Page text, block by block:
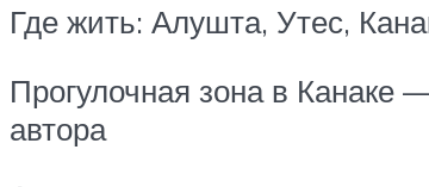
Где жить: Алушта, Утес,
Прогулочная зона в Канаке
автора